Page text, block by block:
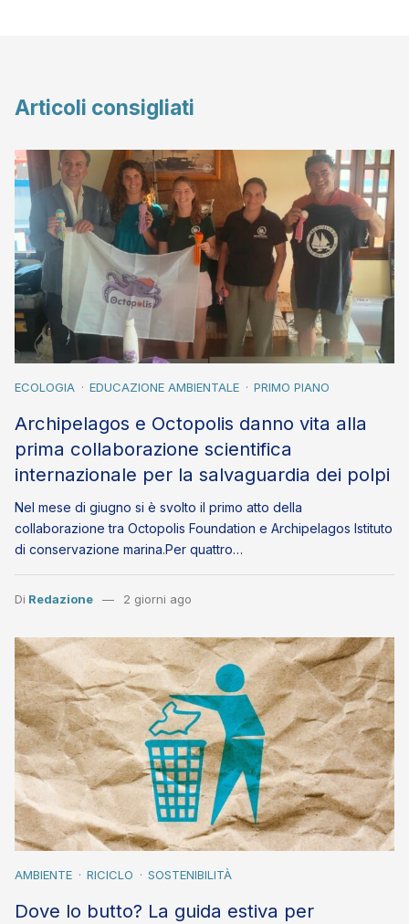
Articoli consigliati
ECOLOGIA EDUCAZIONE AMBIENTALE PRIMO PIANO
Archipelagos e Octopolis danno vita alla
prima collaborazione scientifica
internazionale per la salvaguardia dei polpi
Nel mese di giugno si è svolto il primo atto della
collaborazione tra Octopolis Foundation e Archipelagos Istituto
di conservazione marina.Per quattro…
Di Redazione 2 giorni ago
AMBIENTE RICICLO SOSTENIBILITÀ
Dove lo butto? La guida estiva per